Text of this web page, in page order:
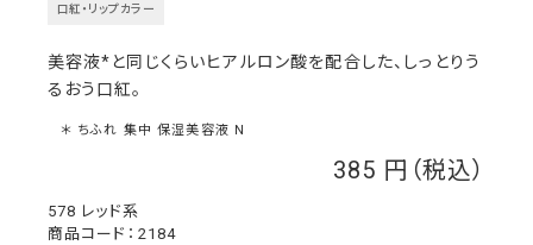
口紅・リップカラー
385
2184
578 レッド系
美容液*と同じくらいヒアルロン酸を配合した、しっとりう
るおう口紅。
＊ ちふれ 集中 保湿美容液 N